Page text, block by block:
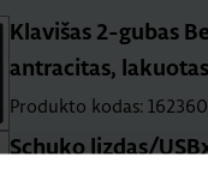
Klavišas 2-gubas
antracitas,
Produkto kodas:
Schuko lizdas/